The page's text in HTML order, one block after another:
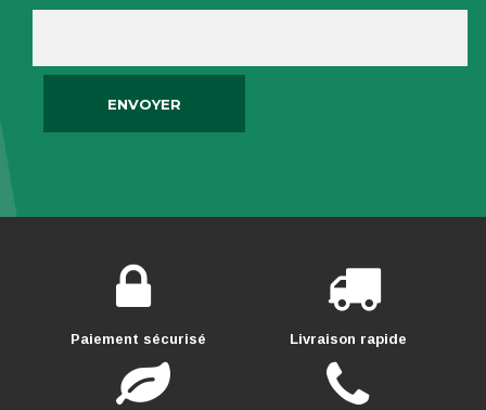
Paiement sécurisé Livraison rapide